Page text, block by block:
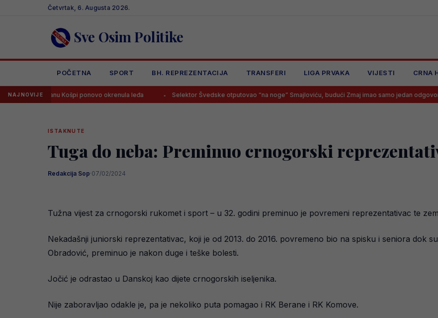
Četvrtak, 6. Augusta 2026.
Sve Osim Politike
POČETNA SPORT BH. REPREZENTACIJA TRANSFERI LIGA PRVAKA VIJESTI CRNA
NAJNOVIJE
Emanu Košpi ponovo okrenula leđa Selektor Švedske otputovao “na noge” Smajloviću, budući Zmaj imao samo jedan odgovor
ISTAKNUTE
Tuga do neba: Preminuo crnogorski
Redakcija Sop·07/02/2024
Tužna vijest za crnogorski rukomet i sport – u 32. godini preminuo je povremeni reprezentativac te
Nekadašnji juniorski reprezentativac, koji je od 2013. do 2016. povremeno bio na spisku i seniora dok
Obradović, preminuo je nakon duge i teške bolesti.
Jočić je odrastao u Danskoj kao dijete crnogorskih iseljenika.
Nije zaboravljao odakle je, pa je nekoliko puta pomagao i RK Berane i RK Komove.